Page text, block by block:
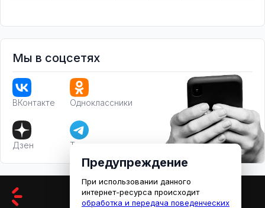
Мы в соцсетях
ВКонтакте Одноклассники
Дзен Телеграм
Предупреждение
При использовании данного
интернет-ресурса происходит
обработка и передача поведенческих